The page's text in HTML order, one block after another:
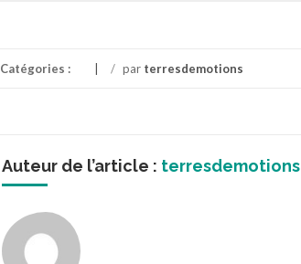
Catégories : / par terresdemotions
Auteur de l’article : terresdemotions